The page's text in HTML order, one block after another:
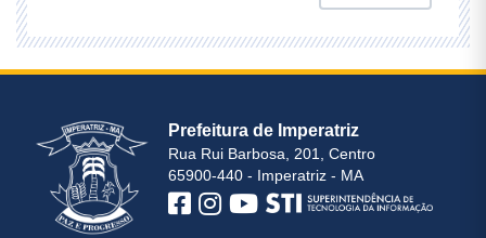
Prefeitura de Imperatriz
Rua Rui Barbosa, 201, Centro
65900-440 - Imperatriz - MA